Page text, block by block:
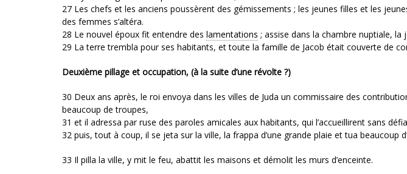
27 Les chefs et les anciens poussèrent des gémissements ; les jeunes filles et les
des femmes s’altéra.
28 Le nouvel époux fit entendre des lamentations ; assise dans la chambre nuptiale, la
29 La terre trembla pour ses habitants, et toute la famille de Jacob était couverte de
Deuxième pillage et occupation, (à la suite d’une révolte ?)
30 Deux ans après, le roi envoya dans les villes de Juda un commissaire des
beaucoup de troupes,
31 et il adressa par ruse des paroles amicales aux habitants, qui l’accueillirent sans
32 puis, tout à coup, il se jeta sur la ville, la frappa d’une grande plaie et tua beaucoup
33 Il pilla la ville, y mit le feu, abattit les maisons et démolit les murs d’enceinte.